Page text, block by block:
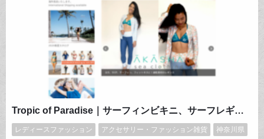
Tropic of Paradise｜サーフィンビキニ、サーフレギンス、オーガニックコスメ、ノンケミカル日焼け止め、草木染め。地球にやさしいビーチなショップ。
レディースファッション アクセサリー・ファッション雑貨
神奈川県